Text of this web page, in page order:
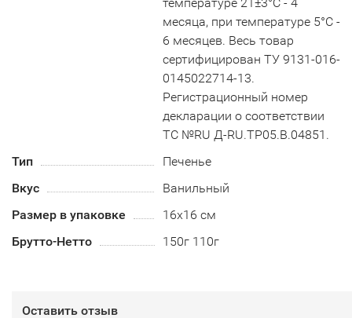
месяца, при температуре 5°С -
6 месяцев. Весь товар
сертифицирован ТУ 9131-016-
0145022714-13.
Регистрационный номер
декларации о соответствии
ТС №RU Д-RU.TP05.B.04851.
Тип
Печенье
Вкус
Ванильный
Размер в упаковке
16х16 см
Брутто-Нетто
150г 110г
Оставить отзыв